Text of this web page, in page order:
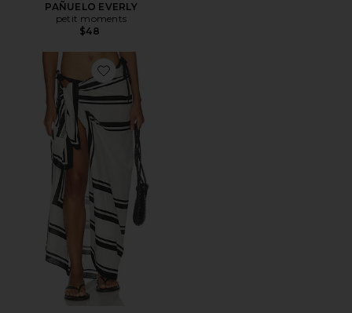
PAÑUELO EVERLY
petit moments
$48
Favorite The Geo Print Pareo